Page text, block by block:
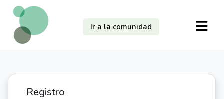
Ir a la comunidad
Registro